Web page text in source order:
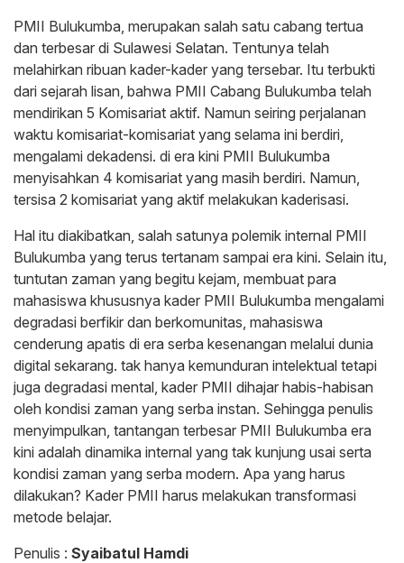
PMII Bulukumba, merupakan salah satu cabang tertua
dan terbesar di Sulawesi Selatan. Tentunya telah
melahirkan ribuan kader-kader yang tersebar. Itu terbukti
dari sejarah lisan, bahwa PMII Cabang Bulukumba telah
mendirikan 5 Komisariat aktif. Namun seiring perjalanan
waktu komisariat-komisariat yang selama ini berdiri,
mengalami dekadensi. di era kini PMII Bulukumba
menyisahkan 4 komisariat yang masih berdiri. Namun,
tersisa 2 komisariat yang aktif melakukan kaderisasi.
Hal itu diakibatkan, salah satunya polemik internal PMII
Bulukumba yang terus tertanam sampai era kini. Selain itu,
tuntutan zaman yang begitu kejam, membuat para
mahasiswa khususnya kader PMII Bulukumba mengalami
degradasi berfikir dan berkomunitas, mahasiswa
cenderung apatis di era serba kesenangan melalui dunia
digital sekarang. tak hanya kemunduran intelektual tetapi
juga degradasi mental, kader PMII dihajar habis-habisan
oleh kondisi zaman yang serba instan. Sehingga penulis
menyimpulkan, tantangan terbesar PMII Bulukumba era
kini adalah dinamika internal yang tak kunjung usai serta
kondisi zaman yang serba modern. Apa yang harus
dilakukan? Kader PMII harus melakukan transformasi
metode belajar.
Penulis : Syaibatul Hamdi